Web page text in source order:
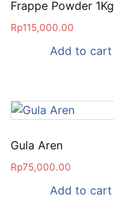
Frappe Powder 1Kg
Rp115,000.00
Add to cart
Gula Aren
Rp75,000.00
Add to cart